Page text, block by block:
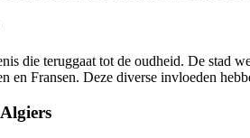
die teruggaat tot de oudheid. De stad
en Fransen. Deze diverse invloeden